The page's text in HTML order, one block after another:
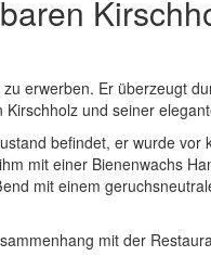
erwerben. Er überzeugt
und seiner
befindet, er wurde vor
mit einer Bienenwachs
mit einem
mit der